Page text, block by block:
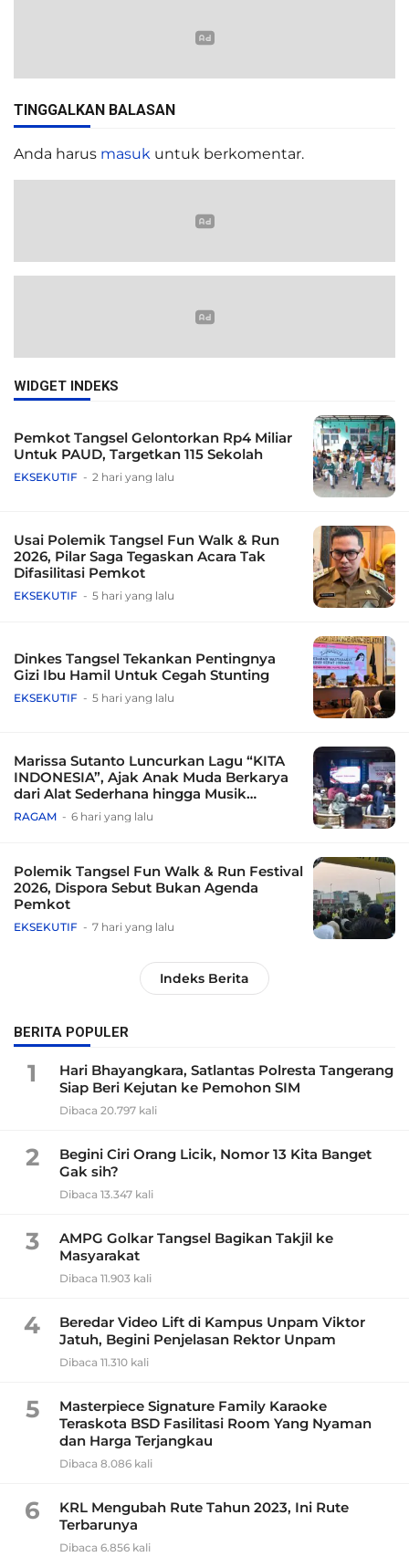
TINGGALKAN BALASAN
Anda harus masuk untuk berkomentar.
WIDGET INDEKS
Pemkot Tangsel Gelontorkan Rp4 Miliar
Untuk PAUD, Targetkan 115 Sekolah
EKSEKUTIF 2 hari yang lalu
Usai Polemik Tangsel Fun Walk & Run
2026, Pilar Saga Tegaskan Acara Tak
Difasilitasi Pemkot
EKSEKUTIF 5 hari yang lalu
Dinkes Tangsel Tekankan Pentingnya
Gizi Ibu Hamil Untuk Cegah Stunting
EKSEKUTIF 5 hari yang lalu
Marissa Sutanto Luncurkan Lagu “KITA
INDONESIA”, Ajak Anak Muda Berkarya
dari Alat Sederhana hingga Musik
Tradisional
RAGAM 6 hari yang lalu
Polemik Tangsel Fun Walk & Run Festival
2026, Dispora Sebut Bukan Agenda
Pemkot
EKSEKUTIF 7 hari yang lalu
Indeks Berita
BERITA POPULER
1
Hari Bhayangkara, Satlantas Polresta Tangerang
Siap Beri Kejutan ke Pemohon SIM
Dibaca 20.797 kali
2
Begini Ciri Orang Licik, Nomor 13 Kita Banget
Gak sih?
Dibaca 13.347 kali
3
AMPG Golkar Tangsel Bagikan Takjil ke
Masyarakat
Dibaca 11.903 kali
4
Beredar Video Lift di Kampus Unpam Viktor
Jatuh, Begini Penjelasan Rektor Unpam
Dibaca 11.310 kali
5
Masterpiece Signature Family Karaoke
Teraskota BSD Fasilitasi Room Yang Nyaman
dan Harga Terjangkau
Dibaca 8.086 kali
6
KRL Mengubah Rute Tahun 2023, Ini Rute
Terbarunya
Dibaca 6.856 kali